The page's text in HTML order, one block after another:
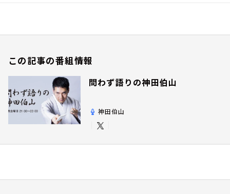
この記事の番組情報
問わず語りの神田伯山
神田伯山